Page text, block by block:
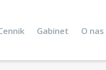
Gabinet O nas